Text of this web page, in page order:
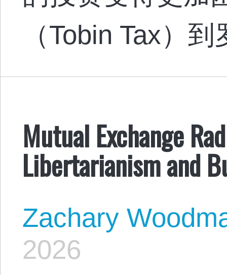
（Tobin Tax）
Mutual Exchange
Libertarianism and
Zachary
2026